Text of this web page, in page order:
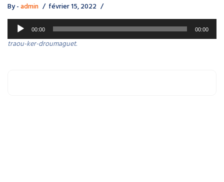
By -admin février 15, 2022
Lecteur
audio
00:00 00:00
traou-ker-droumaguet.